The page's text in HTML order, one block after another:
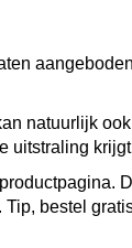
natuurlijk
uitstraling
bestel